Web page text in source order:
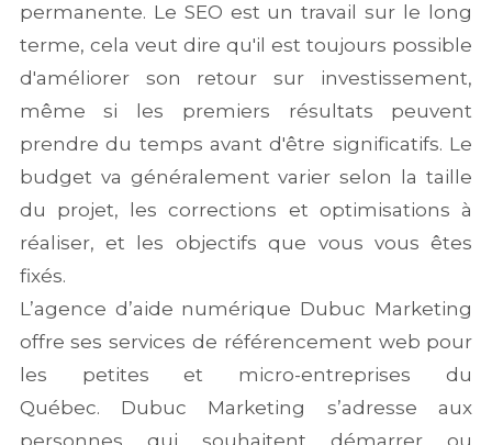
permanente. Le SEO est un travail sur le long
terme, cela veut dire qu'il est toujours possible
d'améliorer son retour sur investissement,
même si les premiers résultats peuvent
prendre du temps avant d'être significatifs. Le
budget va généralement varier selon la taille
du projet, les corrections et optimisations à
réaliser, et les objectifs que vous vous êtes
fixés.
L’agence d’aide numérique Dubuc Marketing
offre ses services de référencement web pour
les petites et micro-entreprises du
Québec. Dubuc Marketing s’adresse aux